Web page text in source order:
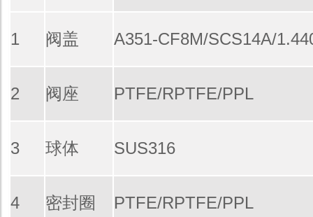
1 阀盖 A351-CF8M/SCS14A/
2 阀座 PTFE/RPTFE/PPL
3 球体 SUS316
4 密封圈 PTFE/RPTFE/PPL